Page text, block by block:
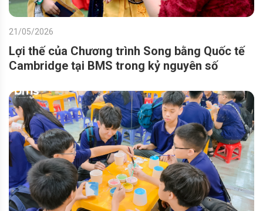
21/05/2026
Lợi thế của Chương trình Song bằng Quốc tế
Cambridge tại BMS trong kỷ nguyên số